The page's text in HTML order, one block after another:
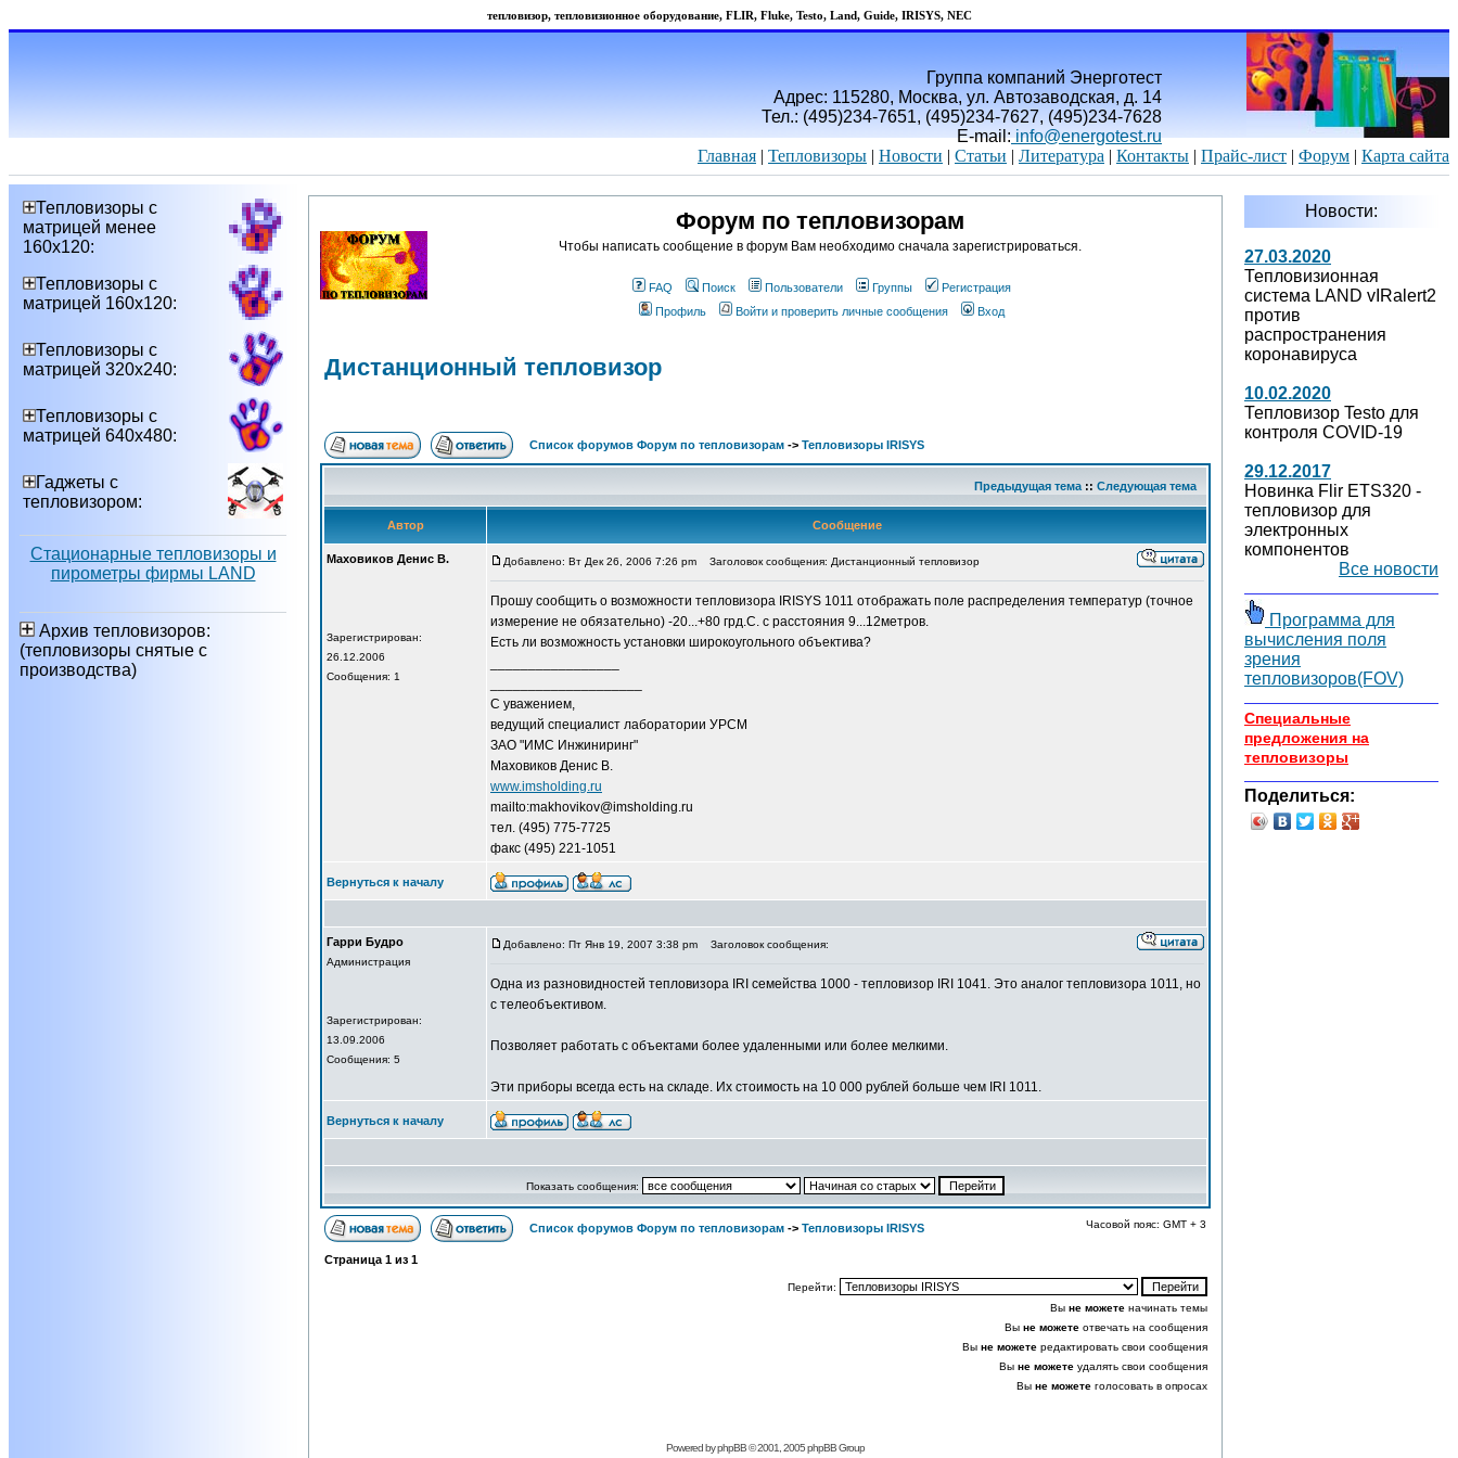
тепловизор, тепловизионное оборудование, FLIR, Fluke, Testo, Land, Guide, IRISYS, NEC
Группа компаний Энерготест
Адрес: 115280, Москва, ул. Автозаводская, д. 14
Тел.: (495)234-7651, (495)234-7627, (495)234-7628
E-mail:info@energotest.ru
Главная | Тепловизоры | Новости | Статьи | Литература | Контакты | Прайс-лист | Форум | Карта сайта
Тепловизоры с
матрицей менее
160х120:
Тепловизоры с
матрицей 160х120:
Тепловизоры с
матрицей 320х240:
Тепловизоры с
матрицей 640х480:
Гаджеты с
тепловизором:
Стационарные тепловизоры и
пирометры фирмы LAND
Архив тепловизоров:
(тепловизоры снятые с
производства)
Форум по тепловизорам
Чтобы написать сообщение в форум Вам необходимо сначала зарегистрироваться.
FAQ Поиск Пользователи Группы
Регистрация
Профиль
Войти и проверить личные сообщения Вход
Дистанционный тепловизор
Список форумов Форум по тепловизорам -> Тепловизоры IRISYS
Предыдущая тема :: Следующая тема
Автор Сообщение
Маховиков Денис В.
Зарегистрирован:
26.12.2006
Сообщения: 1
Добавлено: Вт Дек 26, 2006 7:26 pm Заголовок сообщения: Дистанционный тепловизор
Прошу сообщить о возможности тепловизора IRISYS 1011 отображать поле распределения температур (точное
измерение не обязательно) -20...+80 грд.С. с расстояния 9...12метров.
Есть ли возможность установки широкоугольного объектива?
С уважением,
ведущий специалист лаборатории УРСМ
ЗАО "ИМС Инжиниринг"
Маховиков Денис В.
www.imsholding.ru
mailto:makhovikov@imsholding.ru
тел. (495) 775-7725
факс (495) 221-1051
Вернуться к началу
Гарри Будро
Администрация
Зарегистрирован:
13.09.2006
Сообщения: 5
Добавлено: Пт Янв 19, 2007 3:38 pm Заголовок сообщения:
Одна из разновидностей тепловизора IRI семейства 1000 - тепловизор IRI 1041. Это аналог тепловизора 1011, но
с телеобъективом.
Позволяет работать с объектами более удаленными или более мелкими.
Эти приборы всегда есть на складе. Их стоимость на 10 000 рублей больше чем IRI 1011.
Вернуться к началу
Показать сообщения:
Список форумов Форум по тепловизорам -> Тепловизоры IRISYS Часовой пояс: GMT + 3
Страница 1 из 1
Перейти:
Вы не можете начинать темы
Вы не можете отвечать на сообщения
Вы не можете редактировать свои сообщения
Вы не можете удалять свои сообщения
Вы не можете голосовать в опросах
Powered byphpBB© 2001, 2005 phpBB Group
Новости:
27.03.2020
Тепловизионная
система LAND vIRalert2
против
распространения
коронавируса
10.02.2020
Тепловизор Testo для
контроля COVID-19
29.12.2017
Новинка Flir ETS320 -
тепловизор для
электронных
компонентов
Все новости
Программа для
вычисления поля
зрения
тепловизоров(FOV)
Специальные
предложения на
тепловизоры
Поделиться: